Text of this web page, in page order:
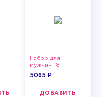
Набор для
мужчин-18
5065 P
ДОБАВИТЬ